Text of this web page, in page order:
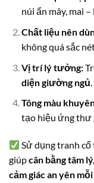
núi ẩn mây, mai
Chất liệu nên
không quá sắc
Vị trí lý tưởng:
diện giường ngủ
Tông màu
tạo hiệu ứng thư
Sử dụng tranh
giúpcân bằng tâm
cảm giác an yên